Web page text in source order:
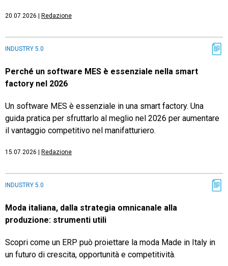
20.07.2026 Redazione
INDUSTRY 5.0
Perché un software MES è essenziale nella smart
factory nel 2026
Un software MES è essenziale in una smart factory. Una
guida pratica per sfruttarlo al meglio nel 2026 per aumentare
il vantaggio competitivo nel manifatturiero.
15.07.2026 Redazione
INDUSTRY 5.0
Moda italiana, dalla strategia omnicanale alla
produzione: strumenti utili
Scopri come un ERP può proiettare la moda Made in Italy in
un futuro di crescita, opportunità e competitività.